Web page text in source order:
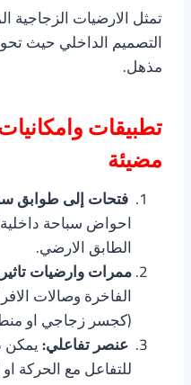
تمثل الارضيات الزجاجية
التصميم الداخلي حيث
مذهل.
تطبيقات
مضيئة
فتحات إلى طوابق
احواض سباحة
الطابق الارضي.
ممرات وارضيات
الفاخرة وصالات
(كجسر زجاجي او
عنصر تفاعلي:يمكن
للتفاعل مع الحركة